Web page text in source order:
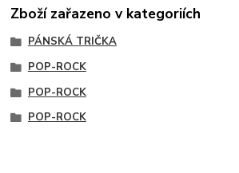
Zboží zařazeno v kategoriích
PÁNSKÁ TRIČKA
POP-ROCK
POP-ROCK
POP-ROCK